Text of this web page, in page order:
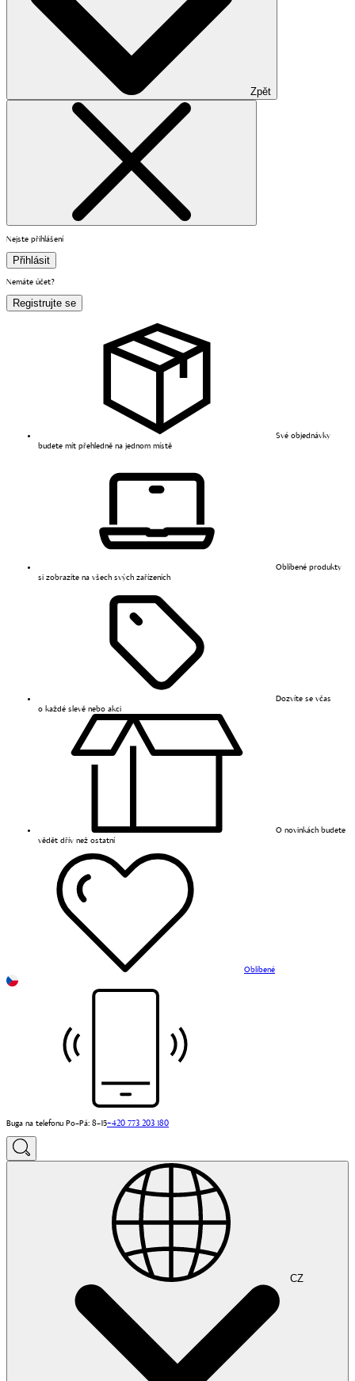
Zpět
Nejste přihlášení
Přihlásit
Nemáte účet?
Registrujte se
Své objednávky
budete mít přehledně na jednom místě
Oblíbené produkty
si zobrazíte na všech svých zařízeních
Dozvíte se včas
o každé slevě nebo akci
O novinkách budete
vědět dřív než ostatní
Oblíbené
Buga na telefonu Po–Pá: 8–15+420 773 203 180
CZ